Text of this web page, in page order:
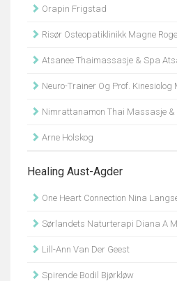
Orapin Frigstad
Risør Osteopatiklinikk Magne
Atsanee Thaimassasje & Spa
Neuro-Trainer Og Prof. Kinesiolog
Nimrattanamon Thai Massasje &
Arne Holskog
Healing Aust-Agder
One Heart Connection Nina
Sørlandets Naturterapi Diana A
Lill-Ann Van Der Geest
Spirende Bodil Bjørkløw